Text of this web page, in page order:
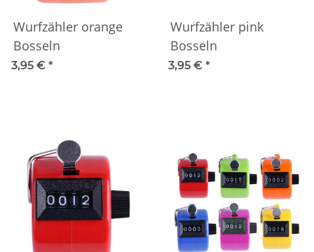
Wurfzähler orange
Bosseln
3,95 € *
Wurfzähler pink
Bosseln
3,95 € *